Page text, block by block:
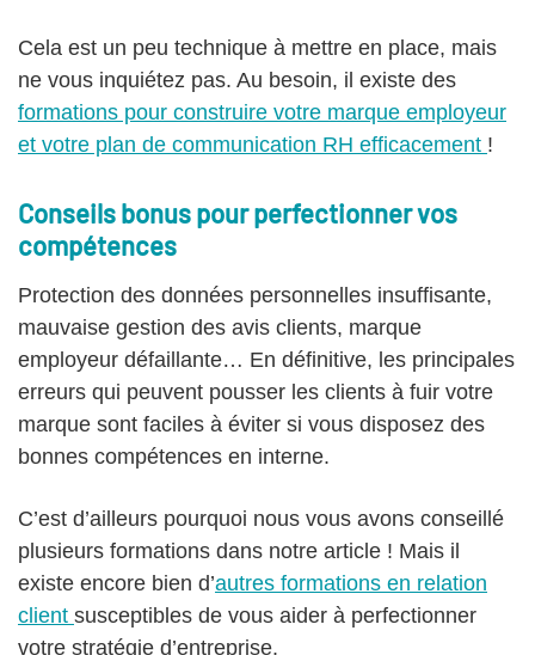
Cela est un peu technique à mettre en place, mais
ne vous inquiétez pas. Au besoin, il existe des
formations pour construire votre marque employeur
et votre plan de communication RH efficacement !
Conseils bonus pour perfectionner vos
compétences
Protection des données personnelles insuffisante,
mauvaise gestion des avis clients, marque
employeur défaillante… En définitive, les principales
erreurs qui peuvent pousser les clients à fuir votre
marque sont faciles à éviter si vous disposez des
bonnes compétences en interne.
C’est d’ailleurs pourquoi nous vous avons conseillé
plusieurs formations dans notre article ! Mais il
existe encore bien d’autres formations en relation
client susceptibles de vous aider à perfectionner
votre stratégie d’entreprise.